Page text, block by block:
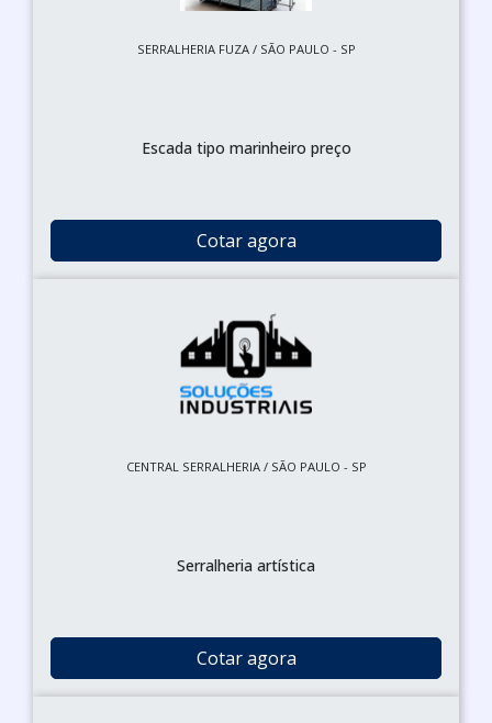
SERRALHERIA FUZA / SÃO PAULO - SP
Escada tipo marinheiro preço
Cotar agora
CENTRAL SERRALHERIA / SÃO PAULO - SP
Serralheria artística
Cotar agora